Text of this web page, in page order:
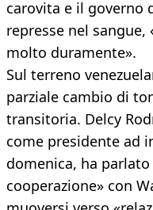
carovita e il governo
represse nel
molto duramente».
Sul terreno
parziale cambio di
transitoria. Delcy
come presidente ad
domenica, ha
cooperazione» con